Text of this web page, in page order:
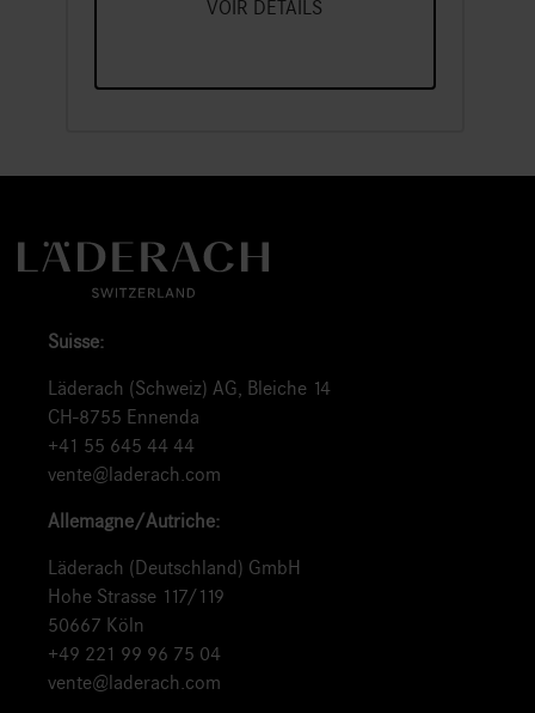
Emballage Séduisant
VOIR DÉTAILS
Suisse:
Läderach (Schweiz) AG, Bleiche 14
CH-8755 Ennenda
+41 55 645 44 44
vente@laderach.com
Allemagne/Autriche:
Läderach (Deutschland) GmbH
Hohe Strasse 117/119
50667 Köln
+49 221 99 96 75 04
vente@laderach.com